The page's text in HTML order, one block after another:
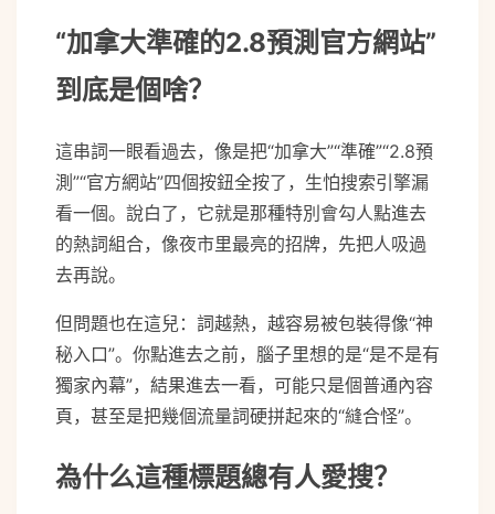
“加拿大準確的2.8預測官方網站”
到底是個啥？
這串詞一眼看過去，像是把“加拿大”“準確”“2.8預
測”“官方網站”四個按鈕全按了，生怕搜索引擎漏
看一個。說白了，它就是那種特別會勾人點進去
的熱詞組合，像夜市里最亮的招牌，先把人吸過
去再說。
但問題也在這兒：詞越熱，越容易被包裝得像“神
秘入口”。你點進去之前，腦子里想的是“是不是有
獨家內幕”，結果進去一看，可能只是個普通內容
頁，甚至是把幾個流量詞硬拼起來的“縫合怪”。
為什么這種標題總有人愛搜？